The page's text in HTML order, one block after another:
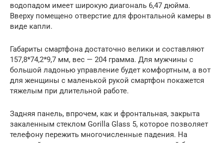
водопадом имеет широкую диагональ 6,47 дюйма.
Вверху помещено отверстие для фронтальной камеры в
виде капли.
Габариты смартфона достаточно велики и составляют
157,8*74,2*9,7 мм, вес — 204 грамма. Для мужчины с
большой ладонью управление будет комфортным, а вот
для женщины с маленькой рукой смартфон покажется
тяжелым при длительной работе.
Задняя панель, впрочем, как и фронтальная, закрыта
закаленным стеклом Gorilla Glass 5, которое позволяет
телефону пережить многочисленные падения. На